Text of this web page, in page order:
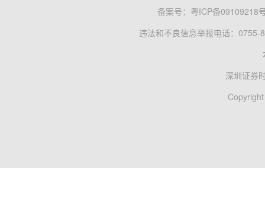
备案号： 粤ICP备09109218
违法和不良信息举报电话：0755-
深圳证券